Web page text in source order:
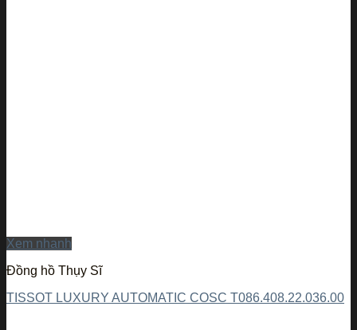
Xem nhanh
Đồng hồ Thụy Sĩ
TISSOT LUXURY AUTOMATIC COSC T086.408.22.036.00